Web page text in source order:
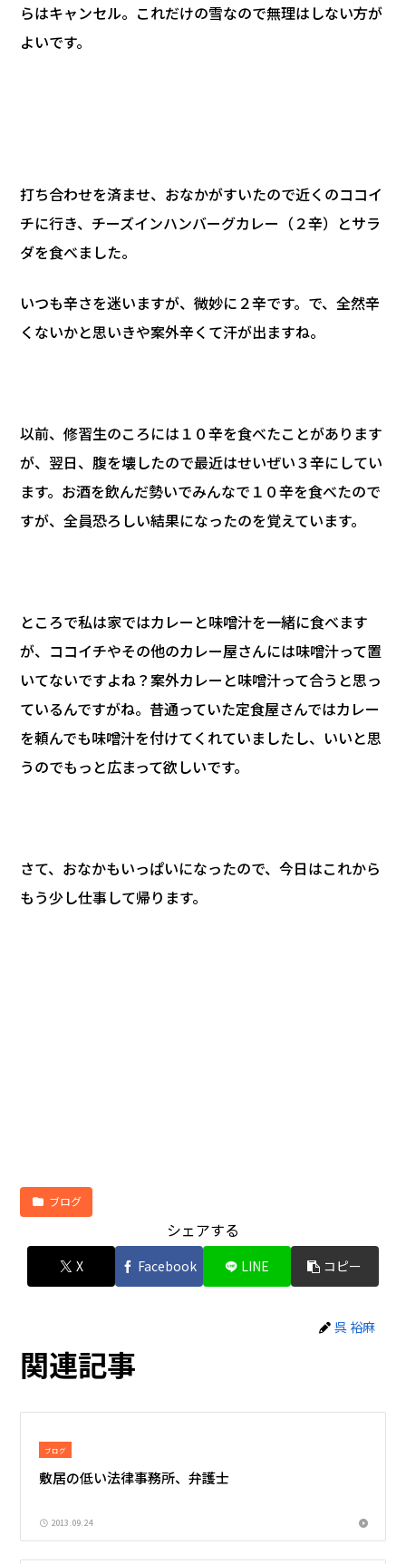
らはキャンセル。これだけの雪なので無理はしない方が
よいです。
打ち合わせを済ませ、おなかがすいたので近くのココイ
チに行き、チーズインハンバーグカレー（２辛）とサラ
ダを食べました。
いつも辛さを迷いますが、微妙に２辛です。で、全然辛
くないかと思いきや案外辛くて汗が出ますね。
以前、修習生のころには１０辛を食べたことがあります
が、翌日、腹を壊したので最近はせいぜい３辛にしてい
ます。お酒を飲んだ勢いでみんなで１０辛を食べたので
すが、全員恐ろしい結果になったのを覚えています。
ところで私は家ではカレーと味噌汁を一緒に食べます
が、ココイチやその他のカレー屋さんには味噌汁って置
いてないですよね？案外カレーと味噌汁って合うと思っ
ているんですがね。昔通っていた定食屋さんではカレー
を頼んでも味噌汁を付けてくれていましたし、いいと思
うのでもっと広まって欲しいです。
さて、おなかもいっぱいになったので、今日はこれから
もう少し仕事して帰ります。
ブログ
シェアする
X Facebook LINE コピー
呉 裕麻
関連記事
ブログ
敷居の低い法律事務所、弁護士
2013.09.24